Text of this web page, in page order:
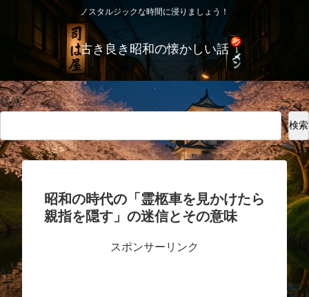
ノスタルジックな時間に浸りましょう！
古き良き昭和の懐かしい話
検索
検索
昭和の時代の「霊柩車を見かけたら
親指を隠す」の迷信とその意味
スポンサーリンク